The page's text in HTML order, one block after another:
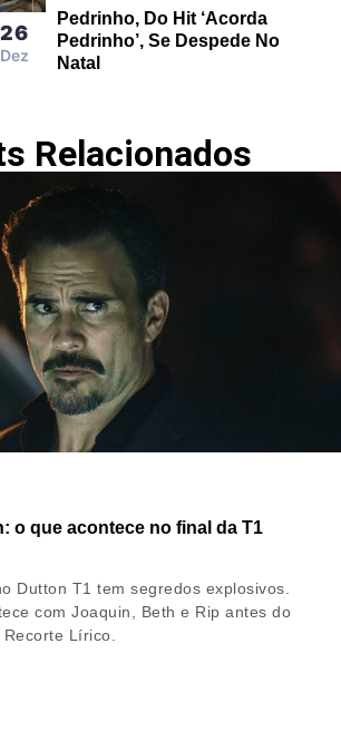
26
Dez
Pedrinho, Do Hit ‘Acorda
Pedrinho’, Se Despede No
Natal
Relacionados
o que acontece no final da T1
Dutton T1 tem segredos explosivos.
com Joaquin, Beth e Rip antes do
Lírico.